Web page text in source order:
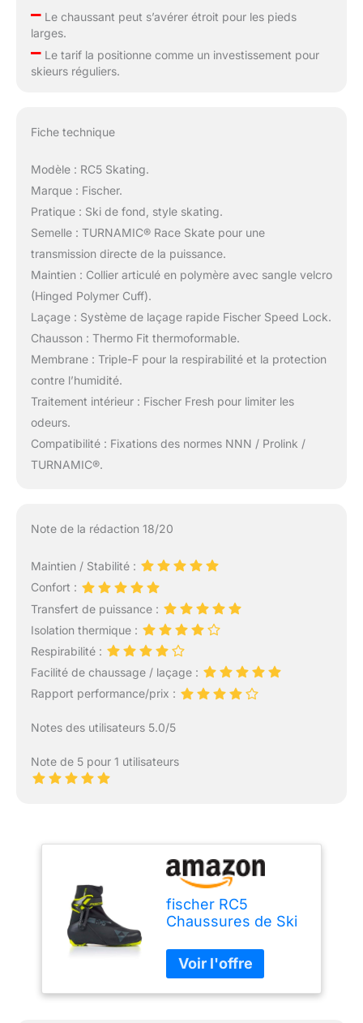
–Le chaussant peut s’avérer étroit pour les pieds
larges.
–Le tarif la positionne comme un investissement pour
skieurs réguliers.
Fiche technique
Modèle : RC5 Skating.
Marque : Fischer.
Pratique : Ski de fond, style skating.
Semelle : TURNAMIC® Race Skate pour une
transmission directe de la puissance.
Maintien : Collier articulé en polymère avec sangle velcro
(Hinged Polymer Cuff).
Laçage : Système de laçage rapide Fischer Speed Lock.
Chausson : Thermo Fit thermoformable.
Membrane : Triple-F pour la respirabilité et la protection
contre l’humidité.
Traitement intérieur : Fischer Fresh pour limiter les
odeurs.
Compatibilité : Fixations des normes NNN / Prolink /
TURNAMIC®.
Note de la rédaction 18/20
Maintien / Stabilité :
Confort :
Transfert de puissance :
Isolation thermique :
Respirabilité :
Facilité de chaussage / laçage :
Rapport performance/prix :
Notes des utilisateurs 5.0/5
Note de 5 pour 1 utilisateurs
fischer RC5
Chaussures de Ski
Uni, EU 43